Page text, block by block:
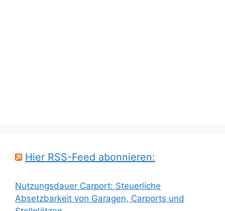
Hier RSS-Feed abonnieren:
Nutzungsdauer Carport: Steuerliche
Absetzbarkeit von Garagen, Carports und